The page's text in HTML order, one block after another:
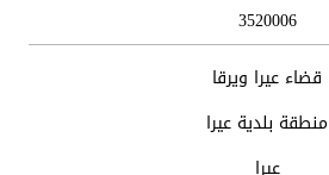
3520006
قضاء عيرا ويرقا
منطقة بلدية عيرا
عيرا